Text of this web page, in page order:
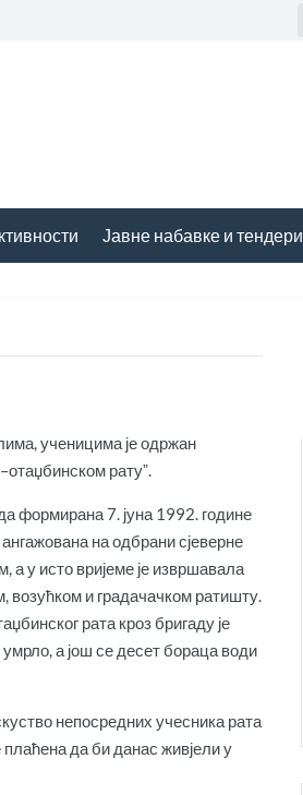
Јавне набавке и тендери
ученицима је одржан
ратуˮ.
формирана 7. јуна 1992. године
на одбрани сјеверне
а у исто вријеме је извршавала
возућком и градачачком ратишту.
рата кроз бригаду је
а још се десет бораца води
непосредних учесника рата
да би данас живјели у